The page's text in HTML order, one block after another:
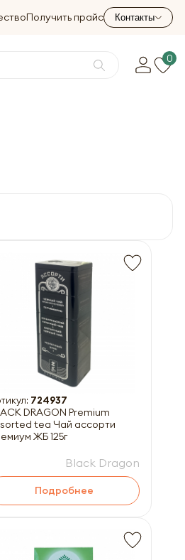
Получить прайс Контакты
0
724937
DRAGON Premium
tea Чай ассорти
ЖБ 125г
Black Dragon
Подробнее